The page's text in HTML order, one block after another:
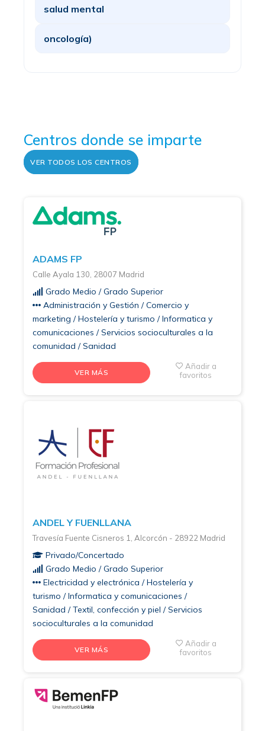
salud mental
oncología)
Centros donde se imparte
VER TODOS LOS CENTROS
ADAMS FP
Calle Ayala 130, 28007 Madrid
Grado Medio / Grado Superior
Administración y Gestión / Comercio y
marketing / Hostelería y turismo / Informatica y
comunicaciones / Servicios socioculturales a la
comunidad / Sanidad
VER MÁS
Añadir a
favoritos
ANDEL Y FUENLLANA
Travesía Fuente Cisneros 1, Alcorcón - 28922 Madrid
Privado/Concertado
Grado Medio / Grado Superior
Electricidad y electrónica / Hostelería y
turismo / Informatica y comunicaciones /
Sanidad / Textil, confección y piel / Servicios
socioculturales a la comunidad
VER MÁS
Añadir a
favoritos